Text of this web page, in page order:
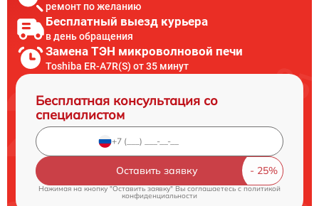
ремонт по желанию
Бесплатный выезд курьера
в день обращения
Замена ТЭН микроволновой печи
Toshiba ER-A7R(S) от 35 минут
Бесплатная консультация со
специалистом
Оставить заявку
Нажимая на кнопку "Оставить заявку" Вы соглашаетесь cполитикой
конфиденциальности